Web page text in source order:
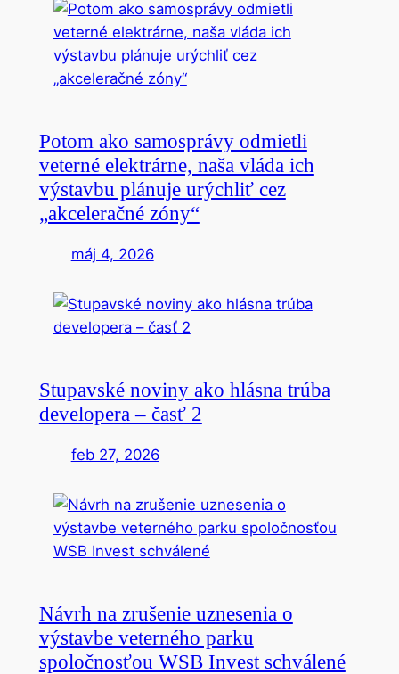
Potom ako samosprávy odmietli
veterné elektrárne, naša vláda ich
výstavbu plánuje urýchliť cez
„akceleračné zóny“
máj 4, 2026
Stupavské noviny ako hlásna trúba
developera – časť 2
feb 27, 2026
Návrh na zrušenie uznesenia o
výstavbe veterného parku
spoločnosťou WSB Invest schválené